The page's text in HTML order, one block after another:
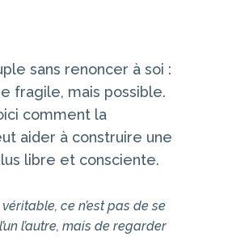
sans renoncer à soi :
fragile, mais possible.
comment la
aider à construire une
libre et consciente.
véritable, ce n’est pas de se
l’autre, mais de regarder